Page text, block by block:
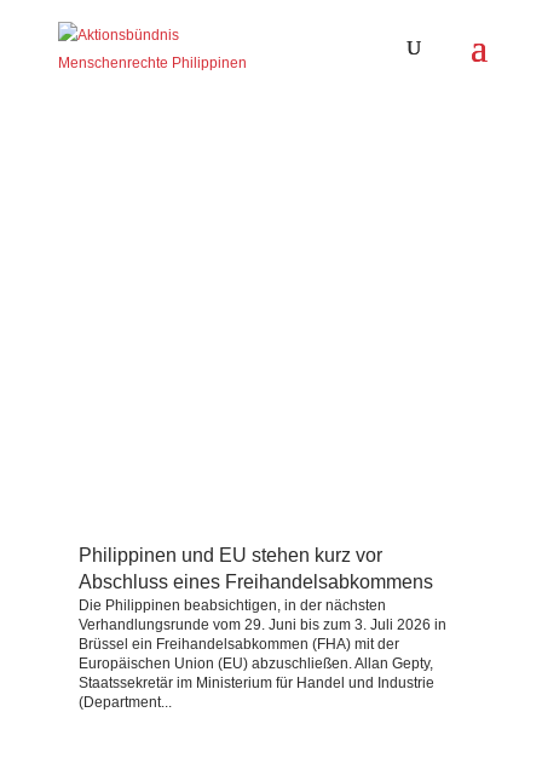
Philippinen und EU stehen kurz vor
Abschluss eines Freihandelsabkommens
Die Philippinen beabsichtigen, in der nächsten
Verhandlungsrunde vom 29. Juni bis zum 3. Juli 2026 in
Brüssel ein Freihandelsabkommen (FHA) mit der
Europäischen Union (EU) abzuschließen. Allan Gepty,
Staatssekretär im Ministerium für Handel und Industrie
(Department...